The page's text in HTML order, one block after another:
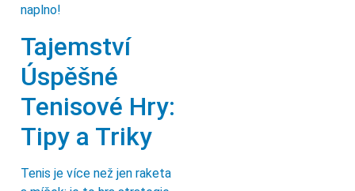
naplno!
Tajemství
Úspěšné
Tenisové Hry:
Tipy a Triky
Tenis je více než jen raketa